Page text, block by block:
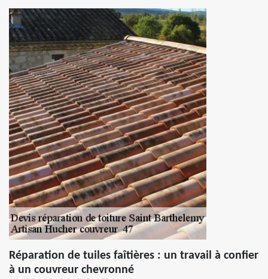
Réparation de tuiles faîtières : un travail à confier
à un couvreur chevronné